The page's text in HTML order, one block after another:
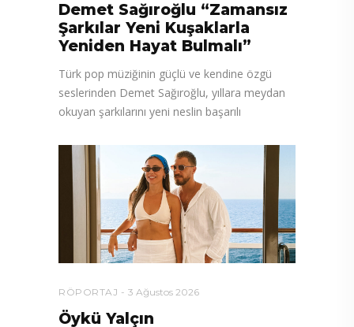
Demet Sağıroğlu “Zamansız
Şarkılar Yeni Kuşaklarla
Yeniden Hayat Bulmalı”
Türk pop müziğinin güçlü ve kendine özgü
seslerinden Demet Sağıroğlu, yıllara meydan
okuyan şarkılarını yeni neslin başarılı
RÖPORTAJ 3 Ağustos 2026
Öykü Yalçın